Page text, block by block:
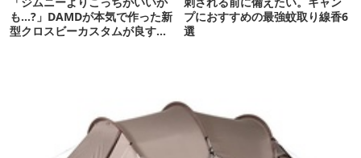
も…?」DAMDが本気で作った新
型クロスビーカスタムが良すぎ
プにおすすめの最強蚊取り線香6
選